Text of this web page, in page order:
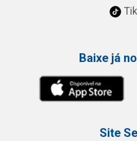
Baixe já
Site